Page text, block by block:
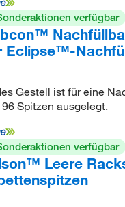
verfügbar
Eclipse™-
Gestell ist für eine
Spitzen ausgelegt.
verfügbar
Leere